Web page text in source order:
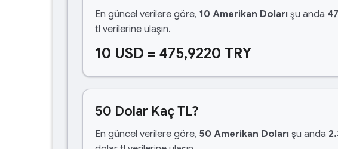
En güncel verilere göre, 10 Amerikan Doları şu anda
tl verilerine ulaşın.
10 USD = 475,9220 TRY
50 Dolar Kaç TL?
En güncel verilere göre, 50 Amerikan Doları şu anda